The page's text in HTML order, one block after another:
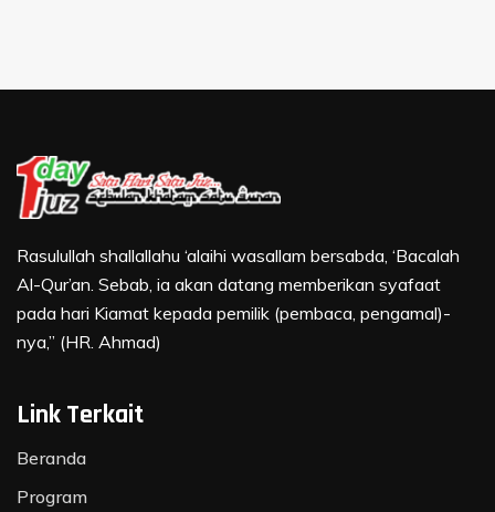
Rasulullah shallallahu ‘alaihi wasallam bersabda, ‘Bacalah
Al-Qur’an. Sebab, ia akan datang memberikan syafaat
pada hari Kiamat kepada pemilik (pembaca, pengamal)-
nya,” (HR. Ahmad)
Link Terkait
Beranda
Program